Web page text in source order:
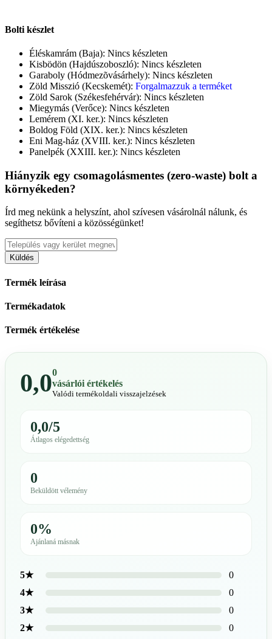
Bolti készlet
Éléskamrám (Baja): Nincs készleten
Kisbödön (Hajdúszoboszló): Nincs készleten
Garaboly (Hódmezõvásárhely): Nincs készleten
Zöld Misszió (Kecskemét): Forgalmazzuk a terméket
Zöld Sarok (Székesfehérvár): Nincs készleten
Miegymás (Verőce): Nincs készleten
Lemérem (XI. ker.): Nincs készleten
Boldog Föld (XIX. ker.): Nincs készleten
Eni Mag-ház (XVIII. ker.): Nincs készleten
Panelpék (XXIII. ker.): Nincs készleten
Hiányzik egy csomagolásmentes (zero-waste) bolt a
környékeden?
Írd meg nekünk a helyszínt, ahol szívesen vásárolnál nálunk, és
segíthetsz bővíteni a közösségünket!
Küldés
Termék leírása
Termékadatok
Termék értékelése
0,00
vásárlói értékelés
Valódi termékoldali visszajelzések
0,0/5
Átlagos elégedettség
0
Beküldött vélemény
0%
Ajánlaná másnak
5★
0
4★
0
3★
0
2★
0